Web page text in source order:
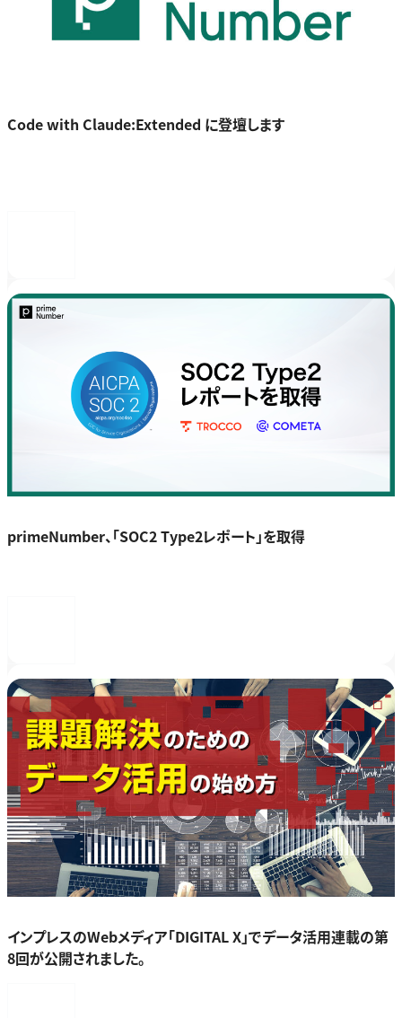
Code with Claude:Extended に登壇します
primeNumber、「SOC2 Type2レポート」を取得
インプレスのWebメディア「DIGITAL X」でデータ活用連載の第
8回が公開されました。